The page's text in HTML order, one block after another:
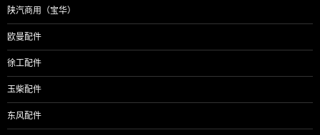
陕汽商用（宝华）
欧曼配件
徐工配件
玉柴配件
东风配件